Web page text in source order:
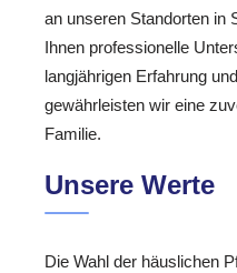
an unseren Standorten in
Ihnen professionelle
langjährigen Erfahrung
gewährleisten wir eine
Familie.
Unsere Werte
Die Wahl der häuslichen